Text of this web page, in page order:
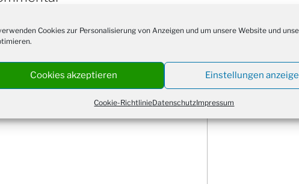
Cookies zur Personalisierung von Anzeigen und um unsere Website und
Cookies akzeptieren Einstellungen
Cookie-RichtlinieDatenschutzImpressum
nicht veröffentlicht.
11.12.
am